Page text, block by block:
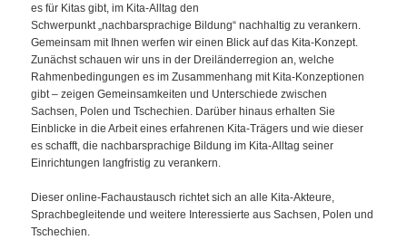
es für Kitas gibt, im Kita-Alltag den
Schwerpunkt „nachbarsprachige Bildung“ nachhaltig zu verankern.
Gemeinsam mit Ihnen werfen wir einen Blick auf das Kita-Konzept.
Zunächst schauen wir uns in der Dreiländerregion an, welche
Rahmenbedingungen es im Zusammenhang mit Kita-Konzeptionen
gibt – zeigen Gemeinsamkeiten und Unterschiede zwischen
Sachsen, Polen und Tschechien. Darüber hinaus erhalten Sie
Einblicke in die Arbeit eines erfahrenen Kita-Trägers und wie dieser
es schafft, die nachbarsprachige Bildung im Kita-Alltag seiner
Einrichtungen langfristig zu verankern.
Dieser online-Fachaustausch richtet sich an alle Kita-Akteure,
Sprachbegleitende und weitere Interessierte aus Sachsen, Polen und
Tschechien.